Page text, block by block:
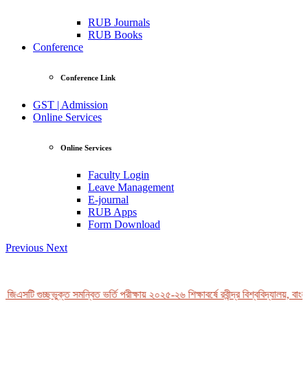
RUB Journals
RUB Books
Conference
Conference Link
GST | Admission
Online Services
Online Services
Faculty Login
Leave Management
E-journal
RUB Apps
Form Download
Previous Next
গুচ্ছভুক্ত সমন্বিত ভর্তি পরীক্ষায় ২০২৫-২৬ শিক্ষাবর্ষে রবীন্দ্র বিশ্ববিদ্যালয়,